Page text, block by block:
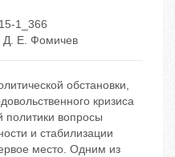
1_366
Д. Е. Фомичев
обстановки,
кризиса
политики вопросы
и стабилизации
место. Одним из